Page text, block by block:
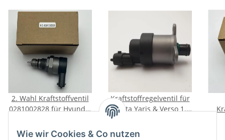
Wie wir Cookies & Co nutzen
2. Wahl Kraftstoffventil
0281002828 für Hyundai
CRDi
Kraftstoffregelventil für
Toyota Yaris & Verso 1.4
D-4D 75 PS 2000-2005
09284006